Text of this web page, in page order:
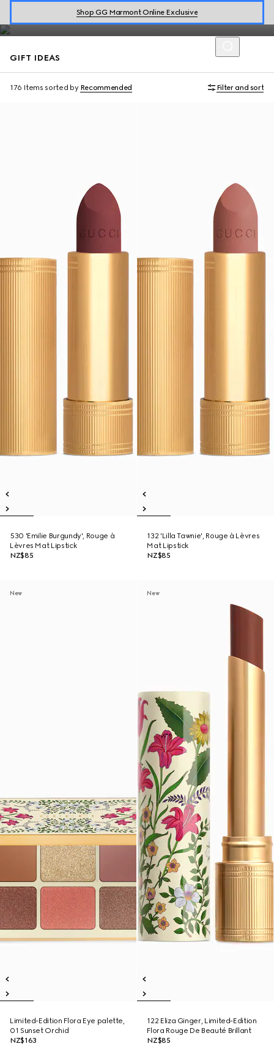
Shop GG Marmont Online Exclusive
makeup collections.
GIFT IDEAS
176 Items sorted by Recommended Filter and sort
530 'Emilie Burgundy', Rouge à
Lèvres Mat Lipstick
NZ$85
132 'Lilla Tawnie', Rouge à Lèvres
Mat Lipstick
NZ$85
New
Limited-Edition Flora Eye palette,
01 Sunset Orchid
NZ$163
New
122 Eliza Ginger, Limited-Edition
Flora Rouge De Beauté Brillant
NZ$85